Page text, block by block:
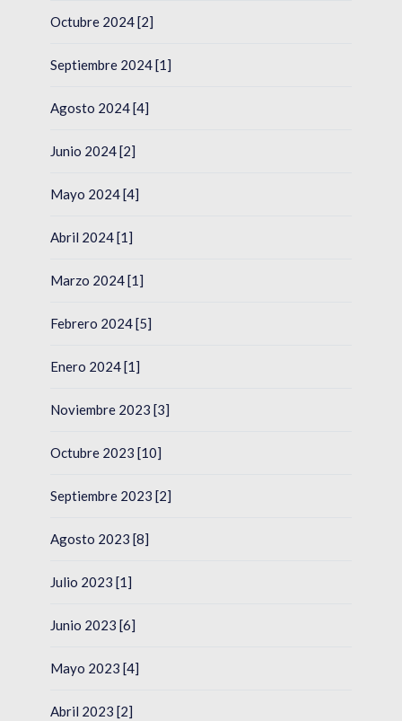
Octubre 2024 [2]
Septiembre 2024 [1]
Agosto 2024 [4]
Junio 2024 [2]
Mayo 2024 [4]
Abril 2024 [1]
Marzo 2024 [1]
Febrero 2024 [5]
Enero 2024 [1]
Noviembre 2023 [3]
Octubre 2023 [10]
Septiembre 2023 [2]
Agosto 2023 [8]
Julio 2023 [1]
Junio 2023 [6]
Mayo 2023 [4]
Abril 2023 [2]